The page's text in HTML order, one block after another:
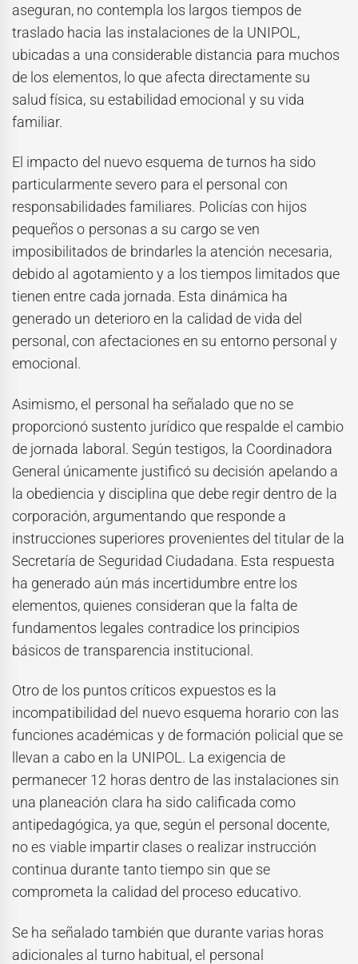
aseguran, no contempla los largos tiempos de
traslado hacia las instalaciones de la UNIPOL,
ubicadas a una considerable distancia para muchos
de los elementos, lo que afecta directamente su
salud física, su estabilidad emocional y su vida
familiar.
El impacto del nuevo esquema de turnos ha sido
particularmente severo para el personal con
responsabilidades familiares. Policías con hijos
pequeños o personas a su cargo se ven
imposibilitados de brindarles la atención necesaria,
debido al agotamiento y a los tiempos limitados que
tienen entre cada jornada. Esta dinámica ha
generado un deterioro en la calidad de vida del
personal, con afectaciones en su entorno personal y
emocional.
Asimismo, el personal ha señalado que no se
proporcionó sustento jurídico que respalde el cambio
de jornada laboral. Según testigos, la Coordinadora
General únicamente justificó su decisión apelando a
la obediencia y disciplina que debe regir dentro de la
corporación, argumentando que responde a
instrucciones superiores provenientes del titular de la
Secretaría de Seguridad Ciudadana. Esta respuesta
ha generado aún más incertidumbre entre los
elementos, quienes consideran que la falta de
fundamentos legales contradice los principios
básicos de transparencia institucional.
Otro de los puntos críticos expuestos es la
incompatibilidad del nuevo esquema horario con las
funciones académicas y de formación policial que se
llevan a cabo en la UNIPOL. La exigencia de
permanecer 12 horas dentro de las instalaciones sin
una planeación clara ha sido calificada como
antipedagógica, ya que, según el personal docente,
no es viable impartir clases o realizar instrucción
continua durante tanto tiempo sin que se
comprometa la calidad del proceso educativo.
Se ha señalado también que durante varias horas
adicionales al turno habitual, el personal